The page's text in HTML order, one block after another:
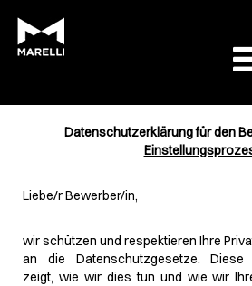
Datenschutzerklärung für den
Liebe/r Bewerber/in,
wir schützen und respektieren Ihre
an die Datenschutzgesetze. Diese
zeigt, wie wir dies tun und wie wir